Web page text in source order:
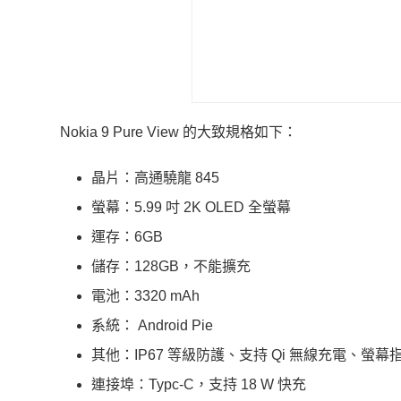
Nokia 9 Pure View 的大致規格如下：
晶片：高通驍龍 845
螢幕：5.99 吋 2K OLED 全螢幕
運存：6GB
儲存：128GB，不能擴充
電池：3320 mAh
系統： Android Pie
其他：IP67 等級防護、支持 Qi 無線充電、螢幕
連接埠：Typc-C，支持 18 W 快充